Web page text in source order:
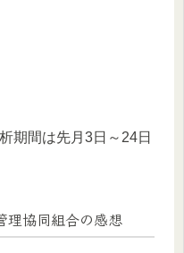
期間は先月3日～24日
理協同組合の感想